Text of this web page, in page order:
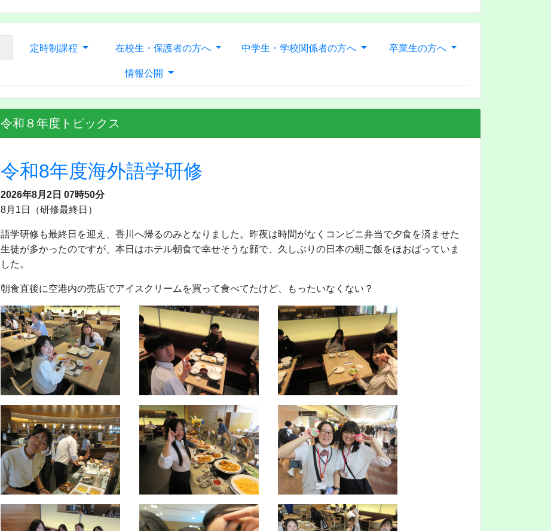
定時制課程 在校生・保護者の方へ 中学生・学校関係者の方へ 卒業生の方へ
情報公開
令和８年度トピックス
令和8年度海外語学研修
2026年8月2日 07時50分
8月1日（研修最終日）
語学研修も最終日を迎え、香川へ帰るのみとなりました。昨夜は時間がなくコンビニ弁当で夕食を済ませた
生徒が多かったのですが、本日はホテル朝食で幸せそうな顔で、久しぶりの日本の朝ご飯をほおばっていま
した。
朝食直後に空港内の売店でアイスクリームを買って食べてたけど、もったいなくない？